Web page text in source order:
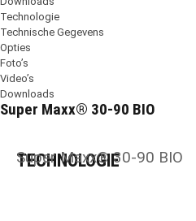
Super Maxx® 30-90 BIO
Technologie
Technische Gegevens
Opties
Foto’s
Video’s
Downloads
TECHNOLOGIE
Super Maxx® 30-90 BIO